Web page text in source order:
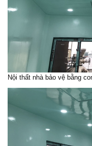
Nội thất nhà bảo vệ bằng